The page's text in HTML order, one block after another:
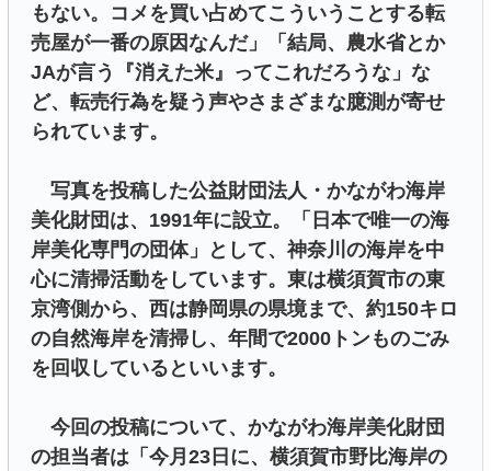
もない。コメを買い占めてこういうことする転
売屋が一番の原因なんだ」「結局、農水省とか
JAが言う『消えた米』ってこれだろうな」な
ど、転売行為を疑う声やさまざまな臆測が寄せ
られています。
写真を投稿した公益財団法人・かながわ海岸
美化財団は、1991年に設立。「日本で唯一の海
岸美化専門の団体」として、神奈川の海岸を中
心に清掃活動をしています。東は横須賀市の東
京湾側から、西は静岡県の県境まで、約150キロ
の自然海岸を清掃し、年間で2000トンものごみ
を回収しているといいます。
今回の投稿について、かながわ海岸美化財団
の担当者は「今月23日に、横須賀市野比海岸の